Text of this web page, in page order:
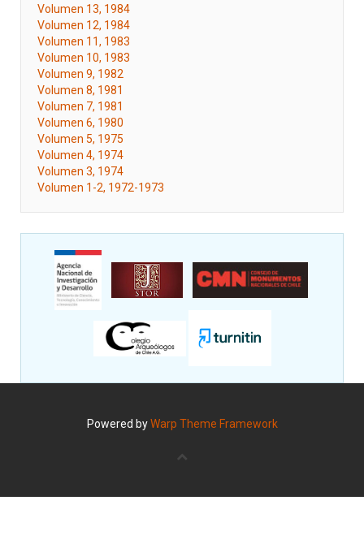
Volumen 13, 1984
Volumen 12, 1984
Volumen 11, 1983
Volumen 10, 1983
Volumen 9, 1982
Volumen 8, 1981
Volumen 7, 1981
Volumen 6, 1980
Volumen 5, 1975
Volumen 4, 1974
Volumen 3, 1974
Volumen 1-2, 1972-1973
Powered byWarp Theme Framework